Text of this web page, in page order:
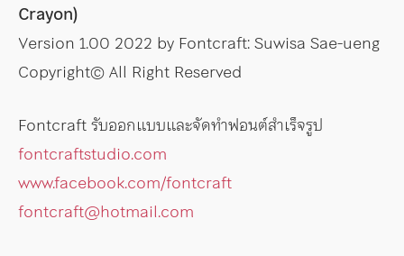
Crayon)
Version 1.00 2022 by Fontcraft: Suwisa Sae-ueng
Copyright© All Right Reserved
Fontcraft รับออกแบบและจัดทำฟอนต์สำเร็จรูป
fontcraftstudio.com
www.facebook.com/fontcraft
fontcraft@hotmail.com